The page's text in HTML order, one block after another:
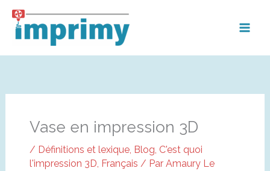
Aller
contenu
Vase en impression 3D
/ Définitions et lexique, Blog, C'est quoi
l'impression 3D, Français / Par Amaury Le